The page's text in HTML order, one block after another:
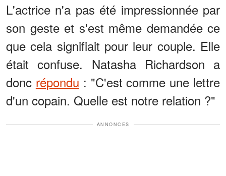
L'actrice n'a pas été impressionnée par
son geste et s'est même demandée ce
que cela signifiait pour leur couple. Elle
était confuse. Natasha Richardson a
donc répondu : "C'est comme une lettre
d'un copain. Quelle est notre relation ?"
ANNONCES